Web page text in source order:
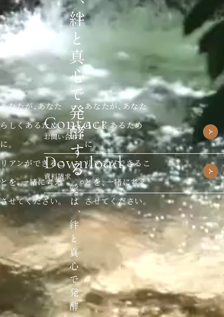
あなたが、あなた
らしくあるため
に。
リアンができるこ
とを、一緒に考え
させてください。
あなたが、あなた
らしくあるため
に。
リアンができるこ
とを、一緒に考え
させてください。
Contact
お問い合わせ
Download
資料請求